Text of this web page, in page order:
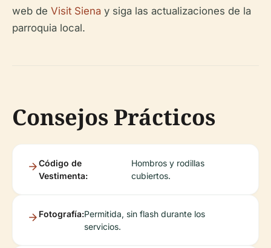
web de Visit Siena y siga las actualizaciones de la
parroquia local.
Consejos Prácticos
Código de
Vestimenta:
Hombros y rodillas
cubiertos.
Fotografía:Permitida, sin flash durante los
servicios.